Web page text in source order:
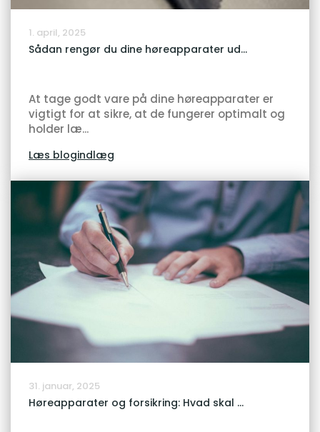
1. april, 2025
Sådan rengør du dine høreapparater ud...
At tage godt vare på dine høreapparater er
vigtigt for at sikre, at de fungerer optimalt og
holder læ...
Læs blogindlæg
31. januar, 2025
Høreapparater og forsikring: Hvad skal ...